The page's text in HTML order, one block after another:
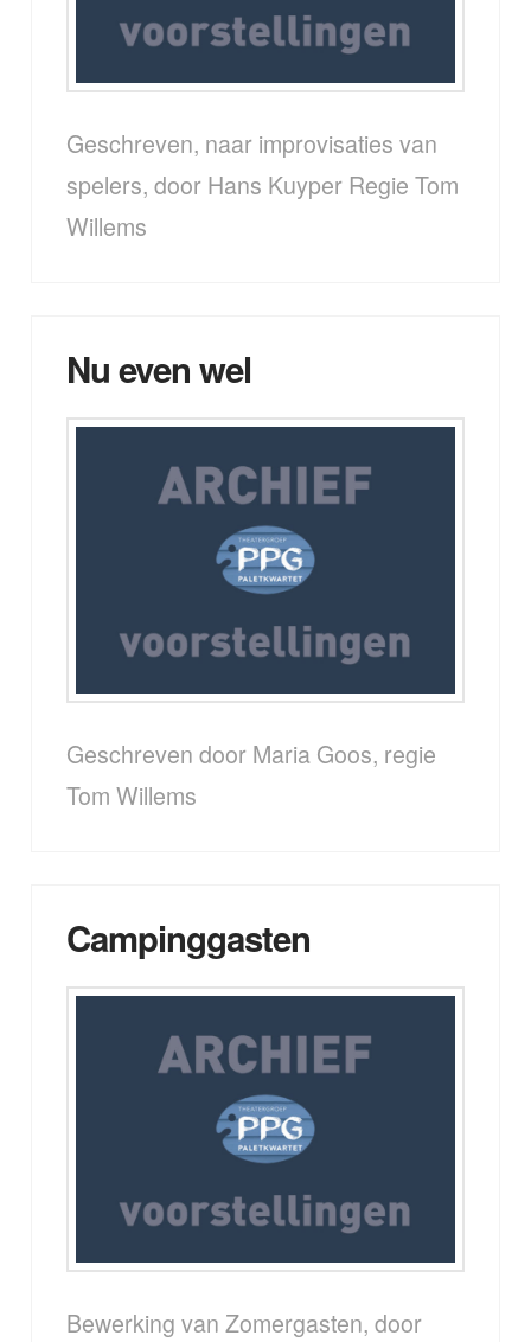
Geschreven, naar improvisaties van
spelers, door Hans Kuyper Regie Tom
Willems
Nu even wel
Geschreven door Maria Goos, regie
Tom Willems
Campinggasten
Bewerking van Zomergasten, door